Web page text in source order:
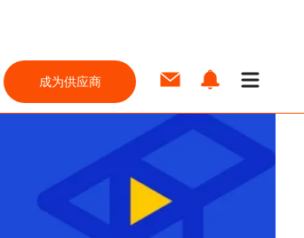
成为供应商